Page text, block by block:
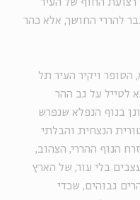
רצועת החוף של העיר
להררי החושך, אלא כהר
הסופר ויקיר העיר תל
לטייל על גב ההר
בנוף הנפלא שנפרש
הנצחית והבלתי
הנוף ההררי, הצהוב,
בלי עור, של הארץ
גבוהים, שכדי